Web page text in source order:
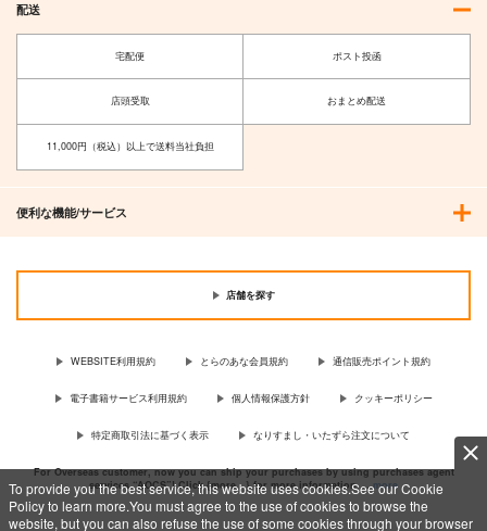
To provide you the best service, this website uses cookies.See our Cookie
Policy to learn more.You must agree to the use of cookies to browse the
website, but you can also refuse the use of some cookies through your browser
【クリエイティアイラ
スト展】クリアファイ
クリエイティア
サンプル
作品詳細
【クリエイティアイラ
クリエイティア
作品詳細
配送
宅配便 ポスト投函
店頭受取 おまとめ配送
11,000円（税込）以上で送料当社負担
便利な機能/サービス
店舗を探す
WEBSITE利用規約 とらのあな会員規約 通信販売ポイント規約
電子書籍サービス利用規約 個人情報保護方針 クッキーポリシー
特定商取引法に基づく表示 なりすまし・いたずら注文について
For Overseas customer, now you can ship your purchases by using purchases agent
services “AOCS”! Click {more…} for more information …more